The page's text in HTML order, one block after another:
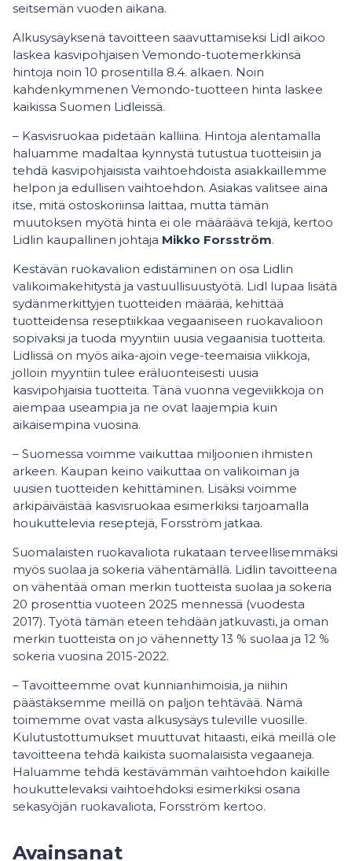
seitsemän vuoden aikana.
Alkusysäyksenä tavoitteen saavuttamiseksi Lidl aikoo
laskea kasvipohjaisen Vemondo-tuotemerkkinsä
hintoja noin 10 prosentilla 8.4. alkaen. Noin
kahdenkymmenen Vemondo-tuotteen hinta laskee
kaikissa Suomen Lidleissä.
– Kasvisruokaa pidetään kalliina. Hintoja alentamalla
haluamme madaltaa kynnystä tutustua tuotteisiin ja
tehdä kasvipohjaisista vaihtoehdoista asiakkaillemme
helpon ja edullisen vaihtoehdon. Asiakas valitsee aina
itse, mitä ostoskoriinsa laittaa, mutta tämän
muutoksen myötä hinta ei ole määräävä tekijä, kertoo
Lidlin kaupallinen johtaja Mikko Forsström.
Kestävän ruokavalion edistäminen on osa Lidlin
valikoimakehitystä ja vastuullisuustyötä. Lidl lupaa lisätä
sydänmerkittyjen tuotteiden määrää, kehittää
tuotteidensa reseptiikkaa vegaaniseen ruokavalioon
sopivaksi ja tuoda myyntiin uusia vegaanisia tuotteita.
Lidlissä on myös aika-ajoin vege-teemaisia viikkoja,
jolloin myyntiin tulee eräluonteisesti uusia
kasvipohjaisia tuotteita. Tänä vuonna vegeviikkoja on
aiempaa useampia ja ne ovat laajempia kuin
aikaisempina vuosina.
– Suomessa voimme vaikuttaa miljoonien ihmisten
arkeen. Kaupan keino vaikuttaa on valikoiman ja
uusien tuotteiden kehittäminen. Lisäksi voimme
arkipäiväistää kasvisruokaa esimerkiksi tarjoamalla
houkuttelevia reseptejä, Forsström jatkaa.
Suomalaisten ruokavaliota rukataan terveellisemmäksi
myös suolaa ja sokeria vähentämällä. Lidlin tavoitteena
on vähentää oman merkin tuotteista suolaa ja sokeria
20 prosenttia vuoteen 2025 mennessä (vuodesta
2017). Työtä tämän eteen tehdään jatkuvasti, ja oman
merkin tuotteista on jo vähennetty 13 % suolaa ja 12 %
sokeria vuosina 2015-2022.
– Tavoitteemme ovat kunnianhimoisia, ja niihin
päästäksemme meillä on paljon tehtävää. Nämä
toimemme ovat vasta alkusysäys tuleville vuosille.
Kulutustottumukset muuttuvat hitaasti, eikä meillä ole
tavoitteena tehdä kaikista suomalaisista vegaaneja.
Haluamme tehdä kestävämmän vaihtoehdon kaikille
houkuttelevaksi vaihtoehdoksi esimerkiksi osana
sekasyöjän ruokavaliota, Forsström kertoo.
Avainsanat